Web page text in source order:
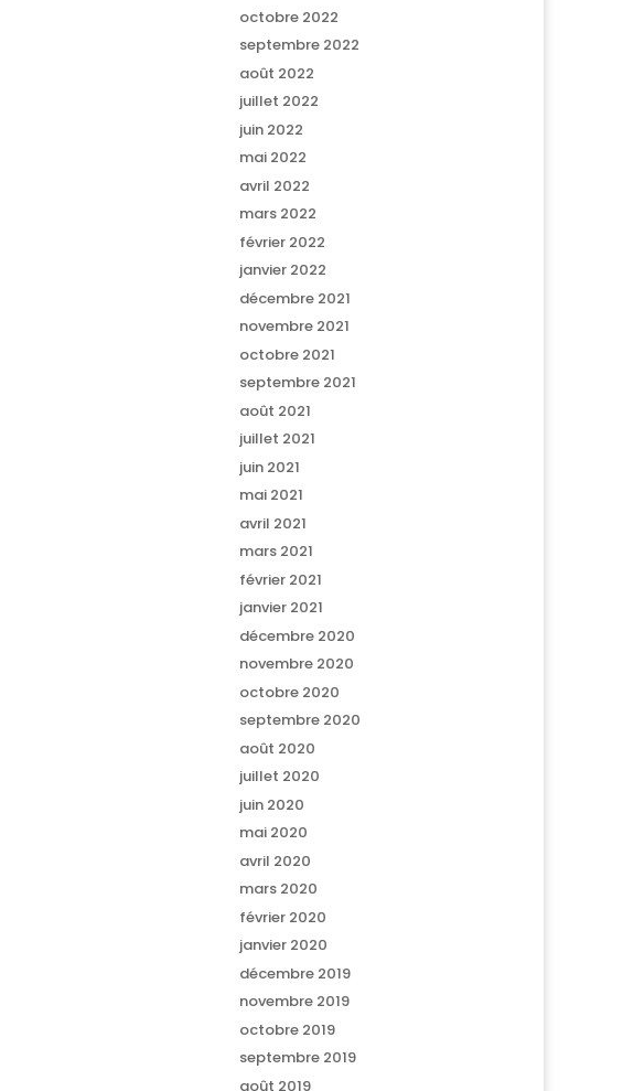
octobre 2022
septembre 2022
août 2022
juillet 2022
juin 2022
mai 2022
avril 2022
mars 2022
février 2022
janvier 2022
décembre 2021
novembre 2021
octobre 2021
septembre 2021
août 2021
juillet 2021
juin 2021
mai 2021
avril 2021
mars 2021
février 2021
janvier 2021
décembre 2020
novembre 2020
octobre 2020
septembre 2020
août 2020
juillet 2020
juin 2020
mai 2020
avril 2020
mars 2020
février 2020
janvier 2020
décembre 2019
novembre 2019
octobre 2019
septembre 2019
août 2019